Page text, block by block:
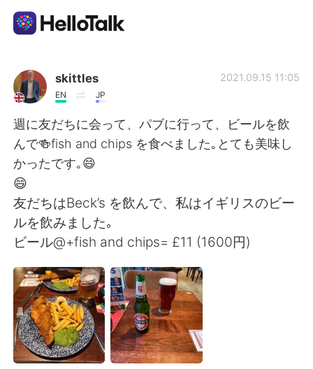
Language Exchange App
AI Grammar Checker
English
简体中文 繁體中文
Español العربية
Français Deutsch
日本語 한국어
Русский ไทย
skittles
EN JP
2021.09.15 11:05
週に友だちに会って、パブに行って、ビールを飲
んで🍻fish and chips を食べました｡とても美味し
かったです｡😄
😄
友だちはBeck’s を飲んで、私はイギリスのビー
ルを飲みました｡
ビール@+fish and chips= £11 (1600円)